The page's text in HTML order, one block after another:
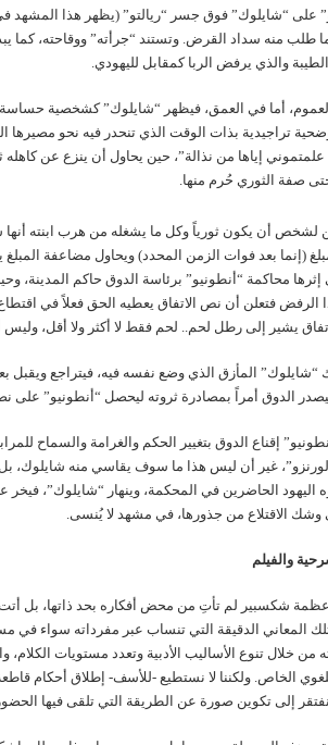
على “شايلوك” فوق جسر “ريالتو” (يظهر هذا
طلب منه سداد القرض. وتستند “جرأته” ووقاحته، كما
والذي يرفض الربا كمقابل لليهودي.
أما في العمق، فيظهر “شايلوك” كشخصية حساسة
تراجيدية بذات الوقت الذي تنحدر فيه نحو
علمتموني إياها من نذالة”، حين يحاول أن ينزع عن
صفة الثوري حُرم منها.
لشخص أن يكون ثورياً وكل ما يشغله من هرب ابنته
(إنما بعد فوات الزمن المحدد) ويحاول مضاعفة
إثرها محاكمة “أنطونيو” برئاسة الدوق حاكم
الرفض فتعلن أن نص الاتفاق يعطيه الحق فعلاً في
يشير إلى رطل لحم.. لحم فقط لا أكثر ولا أقل،
“شايلوك” المأزق الذي وضع نفسه فيه، فيتراجع ويقبل
الدوق أمراً بمصادرة ثروته ليحصل “أنطونيو” على
إقناع الدوق بتغيير الحكم والغرامة والسماح
غير أن ليس هذا ما سوف يقاسي منه شايلوك،
اليهود الحاضرين في المحكمة، وينهار “شايلوك”، فيخر
وشك الاقتلاع من جذورها، في مشهد لا يُنسى.
والفيلم
شكسبير لم تأتِ من محض أفكاره بحد ذاتها، بل أتت،
المعاني الدقيقة التي تنساب عبر مفرداته سواء في
من خلال تنوع الأساليب الأدبية وتعدد مستويات
الخاص. ولكننا لا نستطيع -للأسف- إطلاق أحكام
نفتقر إلى تكوين صورة عن الطريقة التي تلقى فيها